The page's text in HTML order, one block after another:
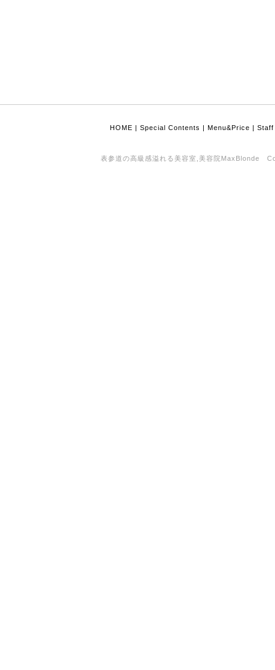
HOME | Special Contents | Menu&Price | Staff
表参道の高級感溢れる美容室,美容院MaxBlonde